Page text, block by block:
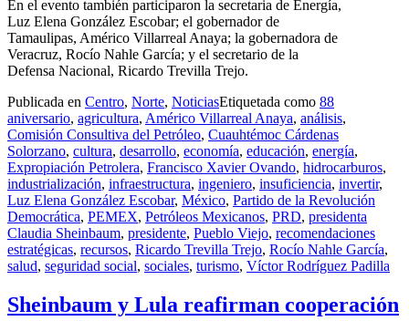
En el evento también participaron la secretaria de Energía,
Luz Elena González Escobar; el gobernador de
Tamaulipas, Américo Villarreal Anaya; la gobernadora de
Veracruz, Rocío Nahle García; y el secretario de la
Defensa Nacional, Ricardo Trevilla Trejo.
Publicada en Centro, Norte, NoticiasEtiquetada como 88
aniversario, agricultura, Américo Villarreal Anaya, análisis,
Comisión Consultiva del Petróleo, Cuauhtémoc Cárdenas
Solorzano, cultura, desarrollo, economía, educación, energía,
Expropiación Petrolera, Francisco Xavier Ovando, hidrocarburos,
industrialización, infraestructura, ingeniero, insuficiencia, invertir,
Luz Elena González Escobar, México, Partido de la Revolución
Democrática, PEMEX, Petróleos Mexicanos, PRD, presidenta
Claudia Sheinbaum, presidente, Pueblo Viejo, recomendaciones
estratégicas, recursos, Ricardo Trevilla Trejo, Rocío Nahle García,
salud, seguridad social, sociales, turismo, Víctor Rodríguez Padilla
Sheinbaum y Lula reafirman cooperación